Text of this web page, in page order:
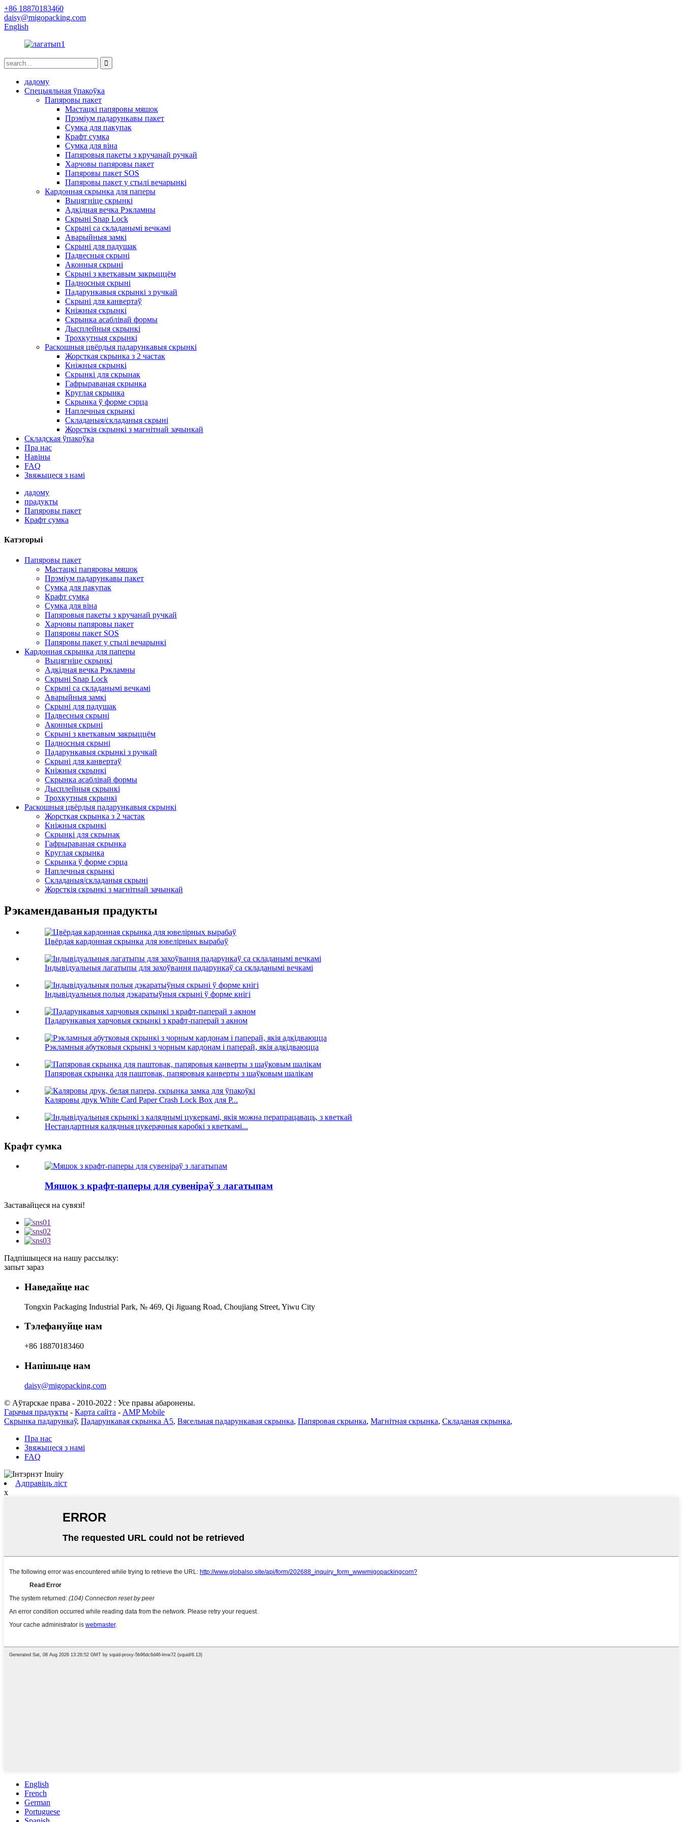
+86 18870183460
daisy@migopacking.com
English
дадому
Спецыяльная ўпакоўка
Папяровы пакет
Мастацкі папяровы мяшок
Прэміум падарункавы пакет
Сумка для пакупак
Крафт сумка
Сумка для віна
Папяровыя пакеты з кручанай ручкай
Харчовы папяровы пакет
Папяровы пакет SOS
Папяровы пакет у стылі вечарынкі
Кардонная скрынка для паперы
Выцягніце скрынкі
Адкідная вечка Рэкламны
Скрыні Snap Lock
Скрыні са складанымі вечкамі
Аварыйныя замкі
Скрыні для падушак
Падвесныя скрыні
Аконныя скрыні
Скрыні з кветкавым закрыццём
Падносныя скрыні
Падарункавыя скрынкі з ручкай
Скрыні для канвертаў
Кніжныя скрынкі
Скрынка асаблівай формы
Дысплейныя скрынкі
Трохкутныя скрынкі
Раскошныя цвёрдыя падарункавыя скрынкі
Жорсткая скрынка з 2 частак
Кніжныя скрынкі
Скрынкі для скрынак
Гафрыраваная скрынка
Круглая скрынка
Скрынка ў форме сэрца
Наплечныя скрынкі
Складаныя/складаныя скрыні
Жорсткія скрынкі з магнітнай зачынкай
Складская ўпакоўка
Пра нас
Навіны
FAQ
Звяжыцеся з намі
дадому
прадукты
Папяровы пакет
Крафт сумка
Катэгорыі
Папяровы пакет
Мастацкі папяровы мяшок
Прэміум падарункавы пакет
Сумка для пакупак
Крафт сумка
Сумка для віна
Папяровыя пакеты з кручанай ручкай
Харчовы папяровы пакет
Папяровы пакет SOS
Папяровы пакет у стылі вечарынкі
Кардонная скрынка для паперы
Выцягніце скрынкі
Адкідная вечка Рэкламны
Скрыні Snap Lock
Скрыні са складанымі вечкамі
Аварыйныя замкі
Скрыні для падушак
Падвесныя скрыні
Аконныя скрыні
Скрыні з кветкавым закрыццём
Падносныя скрыні
Падарункавыя скрынкі з ручкай
Скрыні для канвертаў
Кніжныя скрынкі
Скрынка асаблівай формы
Дысплейныя скрынкі
Трохкутныя скрынкі
Раскошныя цвёрдыя падарункавыя скрынкі
Жорсткая скрынка з 2 частак
Кніжныя скрынкі
Скрынкі для скрынак
Гафрыраваная скрынка
Круглая скрынка
Скрынка ў форме сэрца
Наплечныя скрынкі
Складаныя/складаныя скрыні
Жорсткія скрынкі з магнітнай зачынкай
Рэкамендаваныя прадукты
Цвёрдая кардонная скрынка для ювелірных вырабаў
Індывідуальныя лагатыпы для захоўвання падарункаў са складанымі вечкамі
Індывідуальныя полыя дэкаратыўныя скрыні ў форме кнігі
Падарункавыя харчовыя скрынкі з крафт-паперай з акном
Рэкламныя абутковыя скрынкі з чорным кардонам і паперай, якія адкідваюцца
Папяровая скрынка для паштовак, папяровыя канверты з шаўковым шалікам
Каляровы друк White Card Paper Crash Lock Box для P...
Нестандартныя калядныя цукерачныя каробкі з кветкамі...
Крафт сумка
Мяшок з крафт-паперы для сувеніраў з лагатыпам
Заставайцеся на сувязі!
Падпішыцеся на нашу рассылку:
запыт зараз
Наведайце нас
Tongxin Packaging Industrial Park, № 469, Qi Jiguang Road, Choujiang Street, Yiwu City
Тэлефануйце нам
+86 18870183460
Напішыце нам
daisy@migopacking.com
© Аўтарскае права - 2010-2022 : Усе правы абаронены.
Гарачыя прадукты - Карта сайта - AMP Mobile
Скрынка падарункаў, Падарункавая скрынка А5, Вясельная падарункавая скрынка, Папяровая скрынка, Магнітная скрынка, Складаная скрынка,
Пра нас
Звяжыцеся з намі
FAQ
Адправіць ліст
x
English
French
German
Portuguese